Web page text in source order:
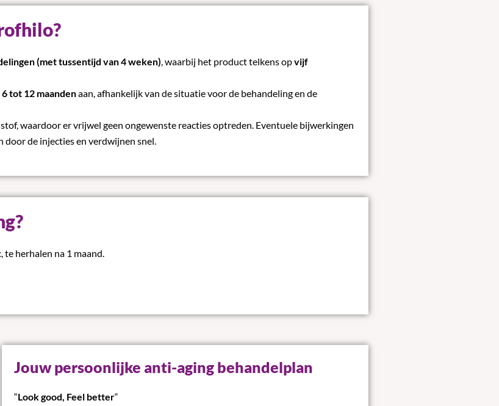
(met tussentijd van 4 weken), waarbij het product telkens opvijf
6 tot 12 maandenaan, afhankelijk van de situatie voor de behandeling en de
waardoor er vrijwel geen ongewenste reacties optreden. Eventuele bijwerkingen
de injecties en verdwijnen snel.
te herhalen na 1 maand.
Jouw persoonlijke anti-aging behandelplan
“Look good, Feel better“